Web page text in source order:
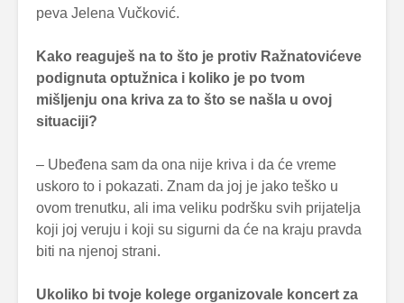
peva Jelena Vučković.
Kako reaguješ na to što je protiv Ražnatovićeve
podignuta optužnica i koliko je po tvom
mišljenju ona kriva za to što se našla u ovoj
situaciji?
– Ubeđena sam da ona nije kriva i da će vreme
uskoro to i pokazati. Znam da joj je jako teško u
ovom trenutku, ali ima veliku podršku svih prijatelja
koji joj veruju i koji su sigurni da će na kraju pravda
biti na njenoj strani.
Ukoliko bi tvoje kolege organizovale koncert za